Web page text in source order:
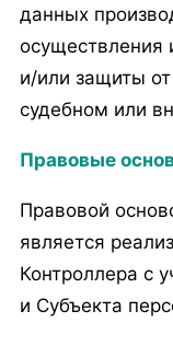
данных
осуществления
и/или защиты
судебном или
Правовые
Правовой
является
Контроллера с
и Субъекта